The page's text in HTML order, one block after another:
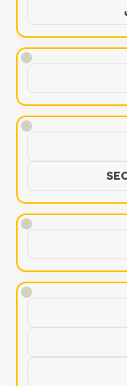
!
!
!
!